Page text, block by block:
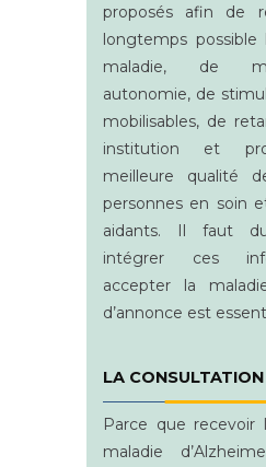
proposés afin de
longtemps
maladie, de
autonomie, de
mobilisables, de
institution et
meilleure qualité
personnes en soin
aidants. Il faut
intégrer ces
accepter la
d’annonce est
LA CONSULTATION
Parce que recevoir
maladie